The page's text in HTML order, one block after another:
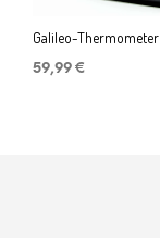
Galileo-Thermometer
59,99 €